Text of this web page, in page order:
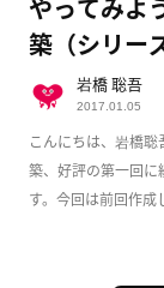
やってみよ
築（シリー
こんにちは、岩橋
築、好評の第一回に
す。今回は前回作成
岩橋 聡吾
2017.01.05